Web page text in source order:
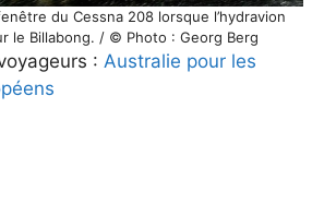
du Cessna 208 lorsque l’hydravion
le Billabong. / © Photo : Georg Berg
: Australie pour les